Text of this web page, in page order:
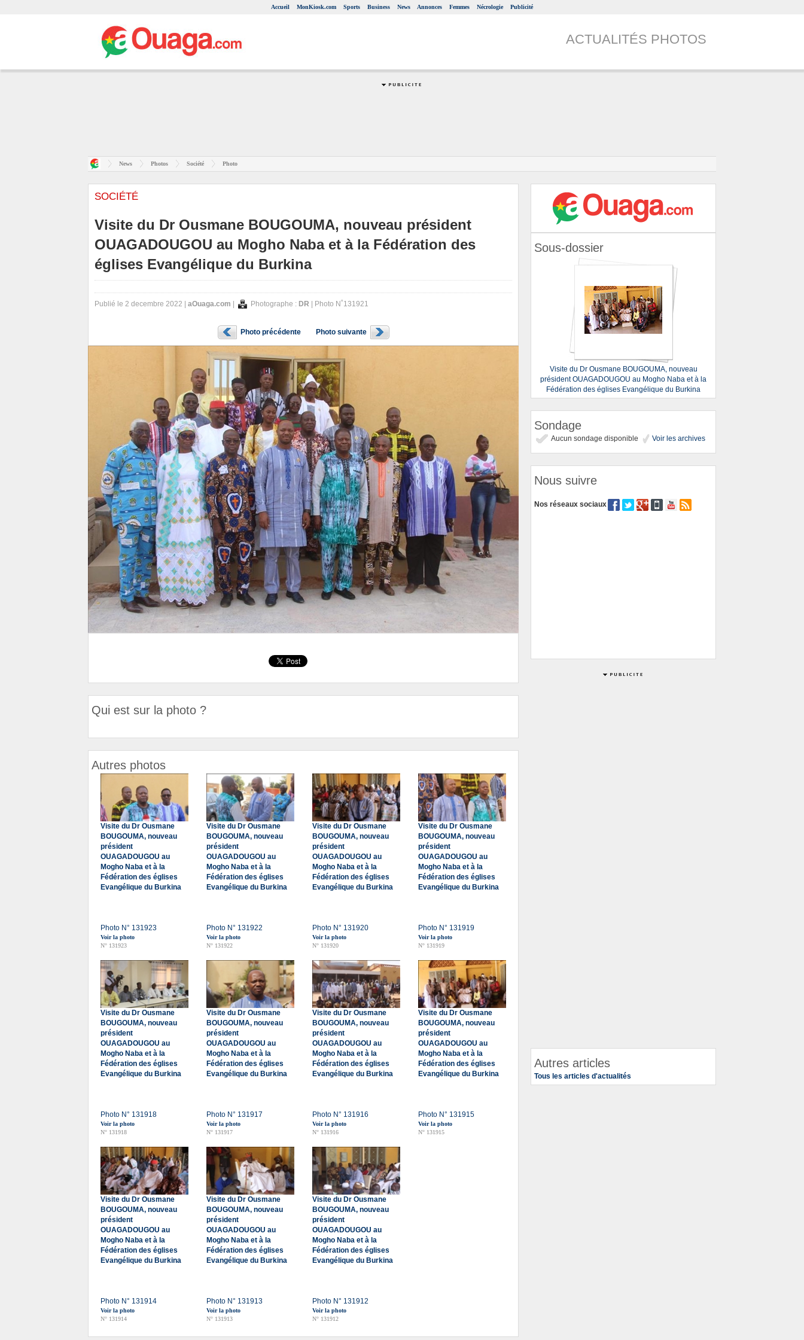
Accueil MonKiosk.com Sports Business News Annonces Femmes Nécrologie Publicité
ACTUALITÉS PHOTOS
News Photos Société Photo
SOCIÉTÉ
Visite du Dr Ousmane BOUGOUMA, nouveau président
OUAGADOUGOU au Mogho Naba et à la Fédération des
églises Evangélique du Burkina
Publié le 2 decembre 2022 | aOuaga.com Photographe : DR | Photo N˚131921
Photo précédente Photo suivante
Qui est sur la photo ?
Autres photos
Visite du Dr Ousmane
BOUGOUMA, nouveau
président
OUAGADOUGOU au
Mogho Naba et à la
Fédération des églises
Evangélique du Burkina
Photo N° 131923
Voir la photo
N° 131923
Visite du Dr Ousmane
BOUGOUMA, nouveau
président
OUAGADOUGOU au
Mogho Naba et à la
Fédération des églises
Evangélique du Burkina
Photo N° 131922
Voir la photo
N° 131922
Visite du Dr Ousmane
BOUGOUMA, nouveau
président
OUAGADOUGOU au
Mogho Naba et à la
Fédération des églises
Evangélique du Burkina
Photo N° 131920
Voir la photo
N° 131920
Visite du Dr Ousmane
BOUGOUMA, nouveau
président
OUAGADOUGOU au
Mogho Naba et à la
Fédération des églises
Evangélique du Burkina
Photo N° 131919
Voir la photo
N° 131919
Visite du Dr Ousmane
BOUGOUMA, nouveau
président
OUAGADOUGOU au
Mogho Naba et à la
Fédération des églises
Evangélique du Burkina
Photo N° 131918
Voir la photo
N° 131918
Visite du Dr Ousmane
BOUGOUMA, nouveau
président
OUAGADOUGOU au
Mogho Naba et à la
Fédération des églises
Evangélique du Burkina
Photo N° 131917
Voir la photo
N° 131917
Visite du Dr Ousmane
BOUGOUMA, nouveau
président
OUAGADOUGOU au
Mogho Naba et à la
Fédération des églises
Evangélique du Burkina
Photo N° 131916
Voir la photo
N° 131916
Visite du Dr Ousmane
BOUGOUMA, nouveau
président
OUAGADOUGOU au
Mogho Naba et à la
Fédération des églises
Evangélique du Burkina
Photo N° 131915
Voir la photo
N° 131915
Visite du Dr Ousmane
BOUGOUMA, nouveau
président
OUAGADOUGOU au
Mogho Naba et à la
Fédération des églises
Evangélique du Burkina
Photo N° 131914
Voir la photo
N° 131914
Visite du Dr Ousmane
BOUGOUMA, nouveau
président
OUAGADOUGOU au
Mogho Naba et à la
Fédération des églises
Evangélique du Burkina
Photo N° 131913
Voir la photo
N° 131913
Visite du Dr Ousmane
BOUGOUMA, nouveau
président
OUAGADOUGOU au
Mogho Naba et à la
Fédération des églises
Evangélique du Burkina
Photo N° 131912
Voir la photo
N° 131912
Sous-dossier
Visite du Dr Ousmane BOUGOUMA, nouveau
président OUAGADOUGOU au Mogho Naba et à la
Fédération des églises Evangélique du Burkina
Sondage
Aucun sondage disponible Voir les archives
Nous suivre
Nos réseaux sociaux
Autres articles
Tous les articles d'actualités